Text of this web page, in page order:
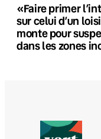
«Faire primer
sur celui d’un
monte pour
dans les zones